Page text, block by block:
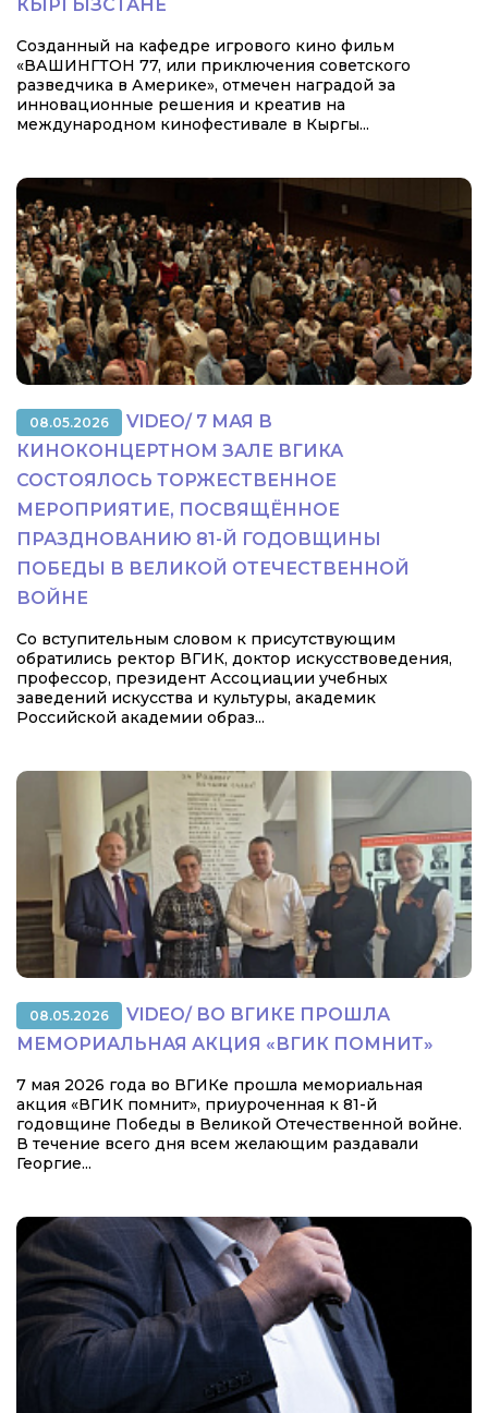
КЫРГЫЗСТАНЕ
Созданный на кафедре игрового кино фильм
«ВАШИНГТОН 77, или приключения советского
разведчика в Америке», отмечен наградой за
инновационные решения и креатив на
международном кинофестивале в Кыргы...
08.05.2026
VIDEO/ 7 МАЯ В
КИНОКОНЦЕРТНОМ ЗАЛЕ ВГИКА
СОСТОЯЛОСЬ ТОРЖЕСТВЕННОЕ
МЕРОПРИЯТИЕ, ПОСВЯЩЁННОЕ
ПРАЗДНОВАНИЮ 81-Й ГОДОВЩИНЫ
ПОБЕДЫ В ВЕЛИКОЙ ОТЕЧЕСТВЕННОЙ
ВОЙНЕ
Со вступительным словом к присутствующим
обратились ректор ВГИК, доктор искусствоведения,
профессор, президент Ассоциации учебных
заведений искусства и культуры, академик
Российской академии образ...
08.05.2026
VIDEO/ ВО ВГИКЕ ПРОШЛА
МЕМОРИАЛЬНАЯ АКЦИЯ «ВГИК ПОМНИТ»
7 мая 2026 года во ВГИКе прошла мемориальная
акция «ВГИК помнит», приуроченная к 81-й
годовщине Победы в Великой Отечественной войне.
В течение всего дня всем желающим раздавали
Георгие...